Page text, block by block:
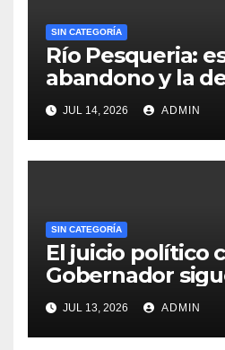
SIN CATEGORÍA
Río Pesqueria:
abandono y la
en Nuevo León
JUL 14, 2026 ADMIN
SIN CATEGORÍA
El juicio político
Gobernador
la Garza
JUL 13, 2026 ADMIN